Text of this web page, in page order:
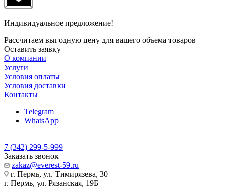
Индивидуальное предложение!
Рассчитаем выгодную цену для вашего объема товаров
Оставить заявку
О компании
Услуги
Условия оплаты
Условия доставки
Контакты
Telegram
WhatsApp
7 (342) 299-5-999
Заказать звонок
zakaz@everest-59.ru
г. Пермь, ул. Тимирязева, 30
г. Пермь, ул. Рязанская, 19Б